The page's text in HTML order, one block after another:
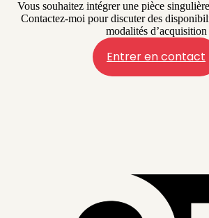
Vous souhaitez intégrer une pièce
Contactez-moi pour discuter des
modalités d’acquisition
Entrer en contact